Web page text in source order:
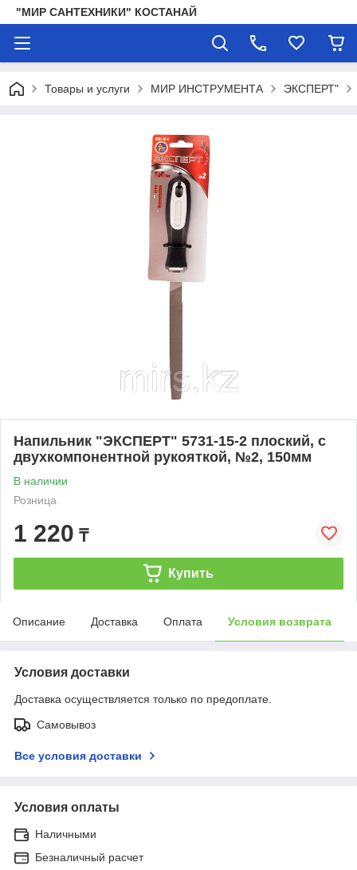
"МИР САНТЕХНИКИ" КОСТАНАЙ
Товары и услуги МИР ИНСТРУМЕНТА ЭКСПЕРТ"
Напильник "ЭКСПЕРТ" 5731-15-2 плоский, с
двухкомпонентной рукояткой, №2, 150мм
В наличии
Розница
1 220 ₸
Купить
Описание Доставка Оплата Условия возврата
Условия доставки
Доставка осуществляется только по предоплате.
Самовывоз
Все условия доставки
Условия оплаты
Наличными
Безналичный расчет